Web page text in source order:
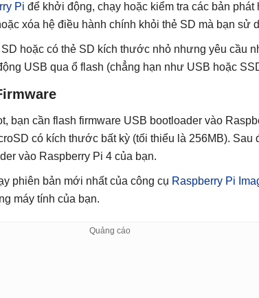
Pi để khởi động, chạy hoặc kiểm tra các bản phát
xóa hệ điều hành chính khỏi thẻ SD mà bạn sử
hoặc có thẻ SD kích thước nhỏ nhưng yêu cầu
USB qua ổ flash (chẳng hạn như USB hoặc
bạn cần flash firmware USB bootloader vào
có kích thước bất kỳ (tối thiểu là 256MB). Sau
vào Raspberry Pi 4 của bạn.
phiên bản mới nhất của công cụ Raspberry Pi
máy tính của bạn.